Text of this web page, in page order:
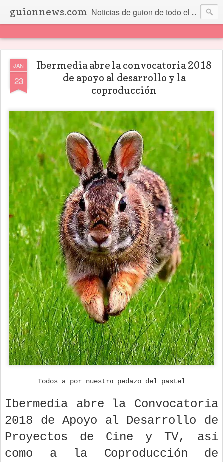
guionnews.com Noticias de guion de todo el mundo... Y más.
JAN
23
Ibermedia abre la convocatoria 2018
de apoyo al desarrollo y la
coproducción
Todos a por nuestro pedazo del pastel
Ibermedia abre la Convocatoria
2018 de Apoyo al Desarrollo de
Proyectos de Cine y TV, así
como a la Coproducción de